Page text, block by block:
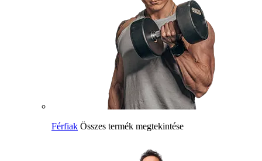
Férfiak Összes termék megtekintése